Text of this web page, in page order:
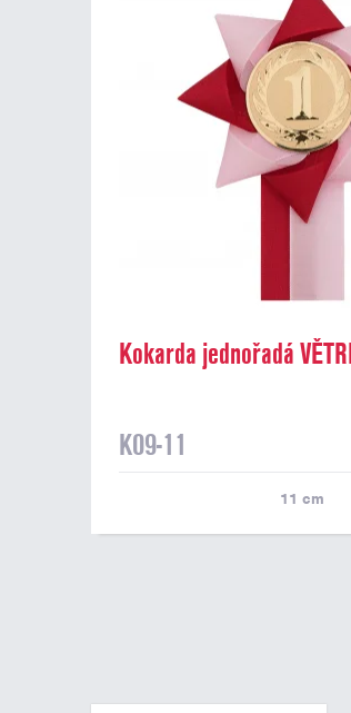
Kokarda jednořadá
K09-11
11 cm